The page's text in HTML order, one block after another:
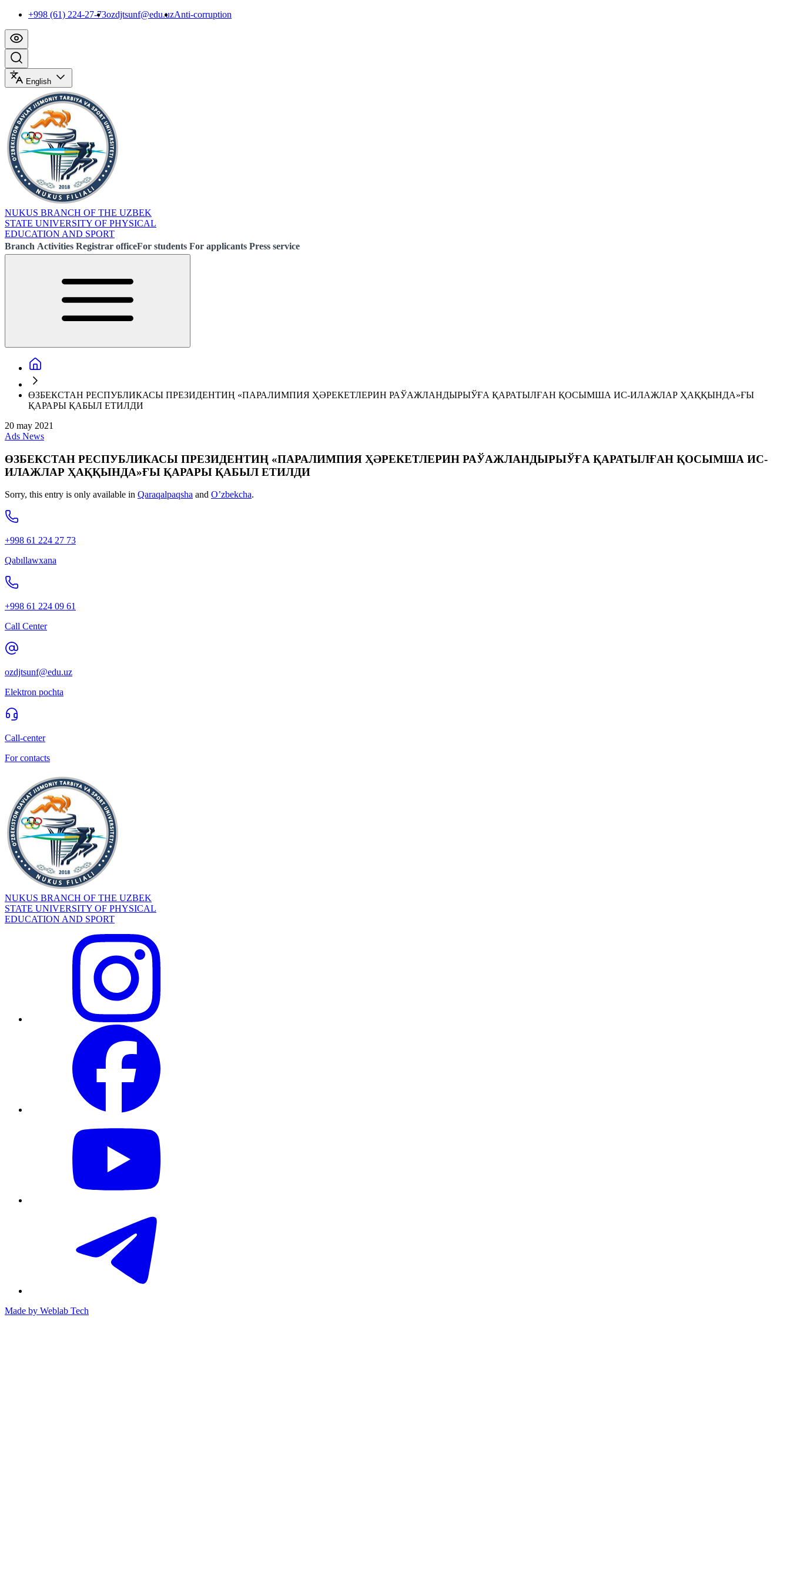
+998 (61) 224-27-73ozdjtsunf@edu.uzAnti-corruption
English
NUKUS BRANCH OF THE UZBEK
STATE UNIVERSITY OF PHYSICAL
EDUCATION AND SPORT
Branch Activities Registrar officeFor students For applicants Press service
ӨЗБЕКСТАН РЕСПУБЛИКАСЫ ПРЕЗИДЕНТИҢ «ПАРАЛИМПИЯ ҲӘРЕКЕТЛЕРИН РАЎАЖЛАНДЫРЫЎҒА ҚАРАТЫЛҒАН ҚОСЫМША ИС-ИЛАЖЛАР ҲАҚҚЫНДА»ҒЫ
ҚАРАРЫ ҚАБЫЛ ЕТИЛДИ
20 may 2021
Ads News
ӨЗБЕКСТАН РЕСПУБЛИКАСЫ ПРЕЗИДЕНТИҢ «ПАРАЛИМПИЯ ҲӘРЕКЕТЛЕРИН РАЎАЖЛАНДЫРЫЎҒА ҚАРАТЫЛҒАН ҚОСЫМША ИС-
ИЛАЖЛАР ҲАҚҚЫНДА»ҒЫ ҚАРАРЫ ҚАБЫЛ ЕТИЛДИ
Sorry, this entry is only available in Qaraqalpaqsha and O’zbekcha.
+998 61 224 27 73
Qabıllawxana
+998 61 224 09 61
Call Center
ozdjtsunf@edu.uz
Elektron pochta
Call-center
For contacts
NUKUS BRANCH OF THE UZBEK
STATE UNIVERSITY OF PHYSICAL
EDUCATION AND SPORT
Made by Weblab Tech